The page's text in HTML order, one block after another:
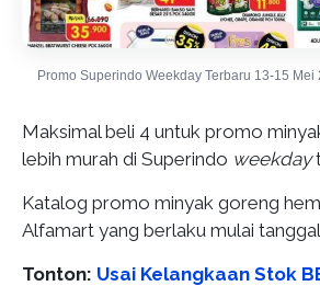
Promo Superindo Weekday Terbaru 13-15 Mei
Maksimal beli 4 untuk promo
lebih murah di Superindo weekday
Katalog promo minyak goreng
Alfamart yang berlaku mulai
Tonton: Usai Kelangkaan Stok